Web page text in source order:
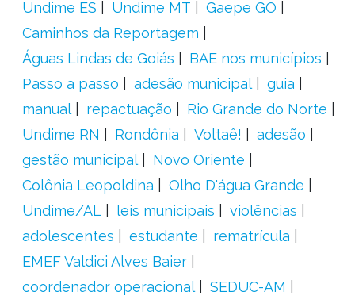
Undime ES
Undime MT
Gaepe GO
Caminhos da Reportagem
Águas Lindas de Goiás
BAE nos municípios
Passo a passo
adesão municipal
guia
manual
repactuação
Rio Grande do Norte
Undime RN
Rondônia Voltaê!
adesão
gestão municipal
Novo Oriente
Colônia Leopoldina
Olho D'água Grande
Undime/AL
leis municipais
violências
adolescentes
estudante
rematrícula
EMEF Valdici Alves Baier
coordenador operacional
SEDUC-AM